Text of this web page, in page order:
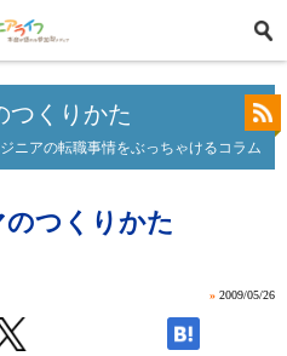
つくりかた
ニアの転職事情をぶっちゃけるコラム
つくりかた
» 2009/05/26